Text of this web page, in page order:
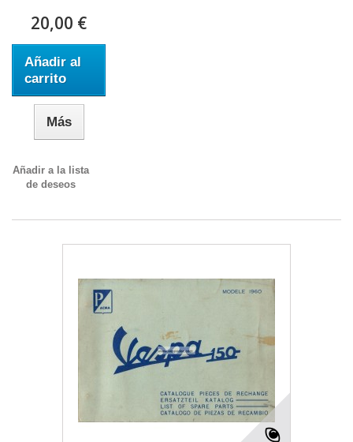
20,00 €
Añadir al
carrito
Más
Añadir a la lista
de deseos